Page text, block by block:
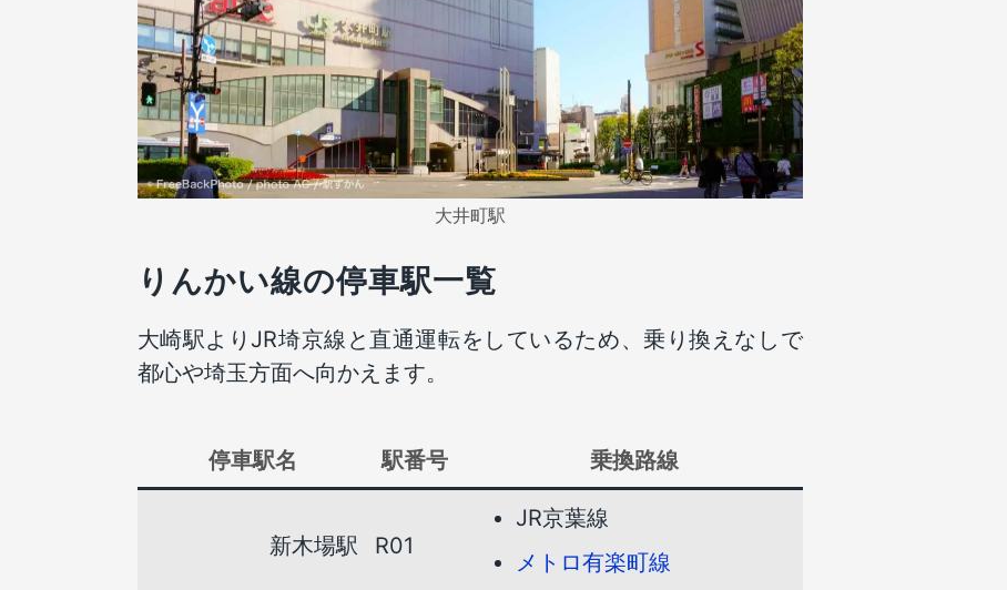
大井町駅
りんかい線の停車駅一覧
大崎駅よりJR埼京線と直通運転をしているため、乗り換えなしで
都心や埼玉方面へ向かえます。
停車駅名 駅番号 乗換路線
新木場駅 R01
JR京葉線
メトロ有楽町線